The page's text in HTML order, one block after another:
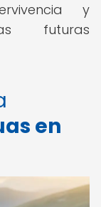
y
futuras
en